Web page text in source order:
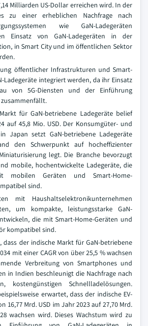
Milliarden US-Dollar erreichen wird. In der
zu einer erheblichen Nachfrage nach
wie GaN-Ladegeräten
Einsatz von GaN-Ladegeräten in der
in Smart City und im öffentlichen Sektor
öffentlicher Infrastrukturen und Smart-
Ladegeräte integriert werden, da ihr Einsatz
von 5G-Diensten und der Einführung
für GaN-betriebene Ladegeräte belief
auf 45,8 Mio. USD. Der Konsumgüter- und
Japan setzt GaN-betriebene Ladegeräte
den Schwerpunkt auf hocheffizienter
legt. Die Branche bevorzugt
mobile, hochentwickelte Ladegeräte, die
mobilen Geräten und Smart-Home-
sind.
mit Haushaltselektronikunternehmen
um kompakte, leistungsstarke GaN-
die mit Smart-Home-Geräten und
kompatibel sind.
dass der indische Markt für GaN-betriebene
mit einer CAGR von über 25,5 % wachsen
Verbreitung von Smartphones und
in Indien beschleunigt die Nachfrage nach
kostengünstigen Schnellladelösungen.
erwartet, dass der indische EV-
16,77 Mrd. USD im Jahr 2023 auf 27,70 Mrd.
wachsen wird. Dieses Wachstum wird zu